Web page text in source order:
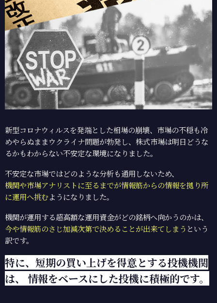
新型コロナウィルスを発端とした相場の崩壊、市場の不穏も冷
めやらぬままウクライナ問題が勃発し、株式市場は明日どうな
るかもわからない不安定な環境になりました。
不安定な市場ではどのような分析も通用しないため、
機関や市場アナリストに至るまでが情報筋からの情報を拠り所
に運用へ挑むようになりました。
機関が運用する超高額な運用資金がどの銘柄へ向かうのかは、
今や情報筋のさじ加減次第で決めることが出来てしまう という
訳です。
特に、短期の買い上げを得意とする投機機関
は、 情報をベースにした投機に積極的です。